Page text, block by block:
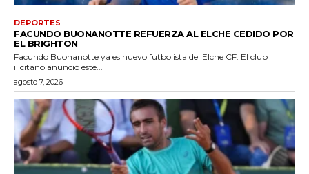
DEPORTES
FACUNDO BUONANOTTE REFUERZA AL ELCHE CEDIDO POR
EL BRIGHTON
Facundo Buonanotte ya es nuevo futbolista del Elche CF. El club
ilicitano anunció este...
agosto 7, 2026